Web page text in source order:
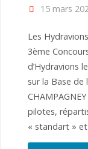
15 mars
Les
3ème
d’Hydravions
sur la Base de
pilotes,
« standart »